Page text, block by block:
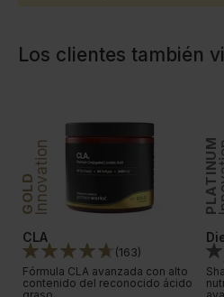
Los clientes también
GOLDInnovation
CLA
(163)
Fórmula CLA avanzada con alto
contenido del reconocido ácido
PLATINUM